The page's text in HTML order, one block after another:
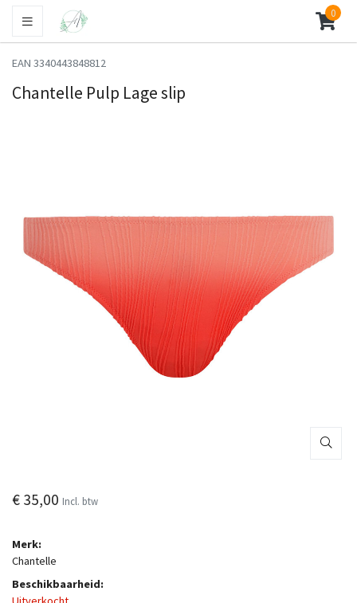
0
EAN 3340443848812
Chantelle Pulp Lage slip
€ 35,00 Incl. btw
Merk:
Chantelle
Beschikbaarheid: